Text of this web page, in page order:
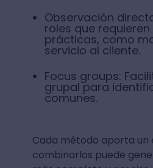
Observación
roles que
prácticas, como
servicio al cliente.
Focus groups:
grupal para
comunes.
Cada método aporta un
combinarlos puede